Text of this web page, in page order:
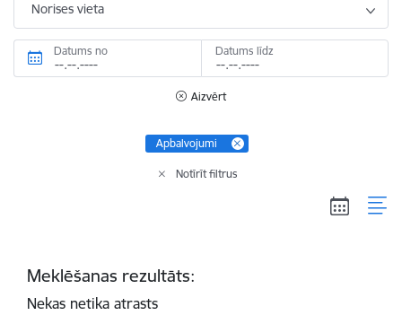
Norises vieta
Datums no Datums līdz
Aizvērt
Apbalvojumi
Notīrīt filtrus
Meklēšanas rezultāts:
Nekas netika atrasts